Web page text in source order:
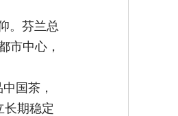
。芬兰总
市中心，
国茶，
长期稳定